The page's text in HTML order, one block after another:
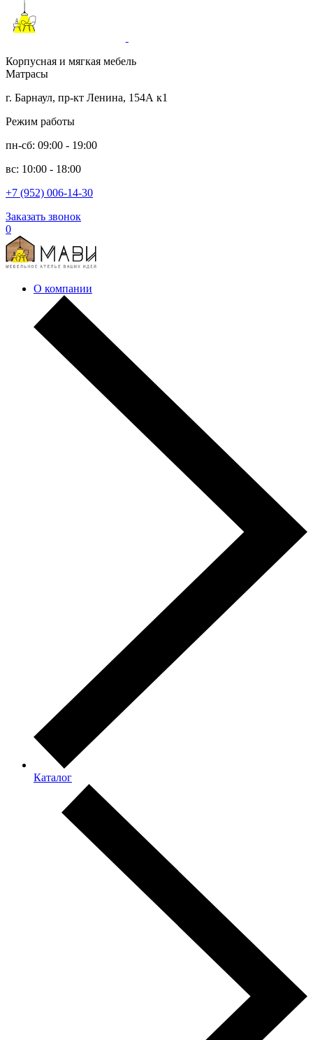
Корпусная и мягкая мебель
Матрасы
г. Барнаул, пр-кт Ленина, 154А к1
Режим работы
пн-сб: 09:00 - 19:00
вс: 10:00 - 18:00
+7 (952) 006-14-30
Заказать звонок
0
О компании
Каталог